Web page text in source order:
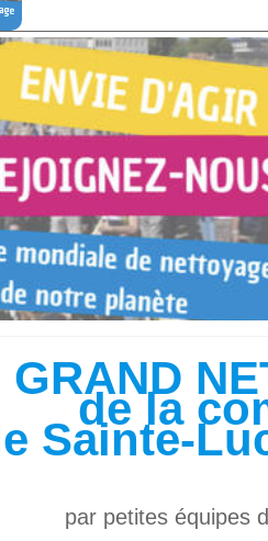
GRAND
de la
Sainte-
par petites équipes